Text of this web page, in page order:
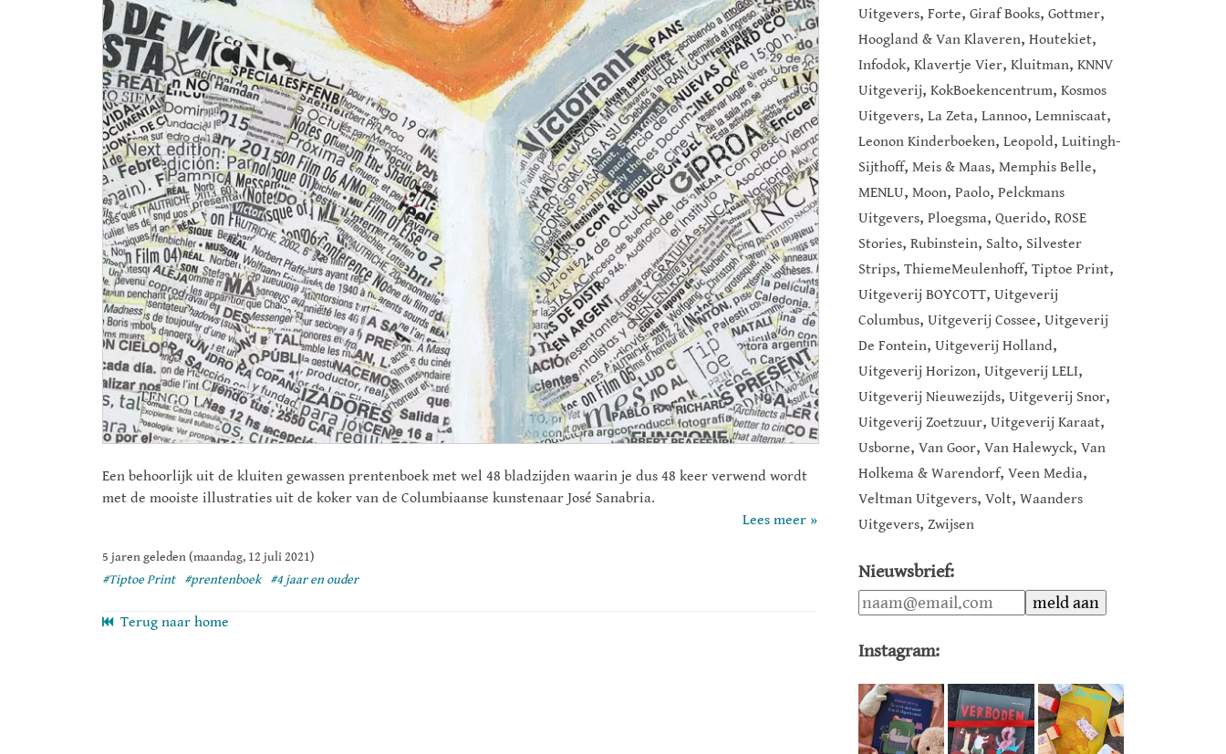
Een behoorlijk uit de kluiten gewassen prentenboek met wel 48 bladzijden waarin je dus 48 keer verwend wordt
met de mooiste illustraties uit de koker van de Columbiaanse kunstenaar José Sanabria.
Lees meer »
5 jaren geleden (maandag, 12 juli 2021)
#Tiptoe Print
#prentenboek #4 jaar en ouder
Terug naar home
Uitgevers, Forte, Giraf Books, Gottmer,
Hoogland & Van Klaveren, Houtekiet,
Infodok, Klavertje Vier, Kluitman, KNNV
Uitgeverij, KokBoekencentrum, Kosmos
Uitgevers, La Zeta, Lannoo, Lemniscaat,
Leonon Kinderboeken, Leopold, Luitingh-
Sijthoff, Meis & Maas, Memphis Belle,
MENLU, Moon, Paolo, Pelckmans
Uitgevers, Ploegsma, Querido, ROSE
Stories, Rubinstein, Salto, Silvester
Strips, ThiemeMeulenhoff, Tiptoe Print,
Uitgeverij BOYCOTT, Uitgeverij
Columbus, Uitgeverij Cossee, Uitgeverij
De Fontein, Uitgeverij Holland,
Uitgeverij Horizon, Uitgeverij LELI,
Uitgeverij Nieuwezijds, Uitgeverij Snor,
Uitgeverij Zoetzuur, Uitgeverij Karaat,
Usborne, Van Goor, Van Halewyck, Van
Holkema & Warendorf, Veen Media,
Veltman Uitgevers, Volt, Waanders
Uitgevers, Zwijsen
Nieuwsbrief:
Instagram: